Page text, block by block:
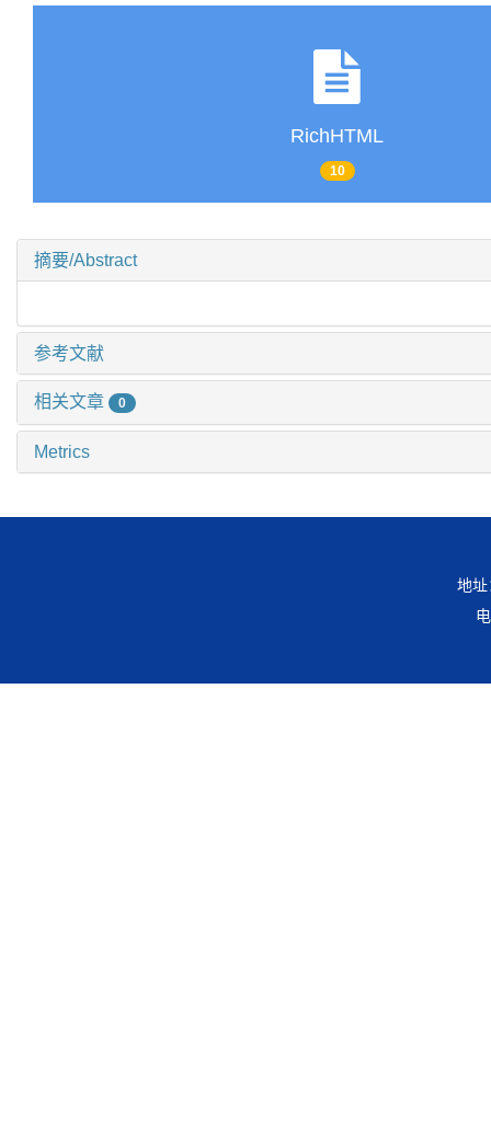
RichHTML
10
摘要/Abstract
参考文献
相关文章 0
Metrics
地